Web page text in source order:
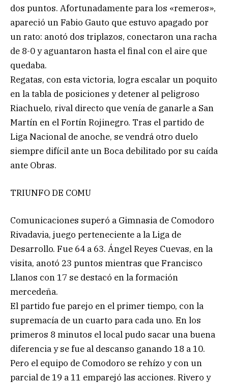
dos puntos. Afortunadamente para los «remeros»,
apareció un Fabio Gauto que estuvo apagado por
un rato: anotó dos triplazos, conectaron una racha
de 8-0 y aguantaron hasta el final con el aire que
quedaba.
Regatas, con esta victoria, logra escalar un poquito
en la tabla de posiciones y detener al peligroso
Riachuelo, rival directo que venía de ganarle a San
Martín en el Fortín Rojinegro. Tras el partido de
Liga Nacional de anoche, se vendrá otro duelo
siempre difícil ante un Boca debilitado por su caída
ante Obras.
TRIUNFO DE COMU
Comunicaciones superó a Gimnasia de Comodoro
Rivadavia, juego perteneciente a la Liga de
Desarrollo. Fue 64 a 63. Ángel Reyes Cuevas, en la
visita, anotó 23 puntos mientras que Francisco
Llanos con 17 se destacó en la formación
mercedeña.
El partido fue parejo en el primer tiempo, con la
supremacía de un cuarto para cada uno. En los
primeros 8 minutos el local pudo sacar una buena
diferencia y se fue al descanso ganando 18 a 10.
Pero el equipo de Comodoro se rehízo y con un
parcial de 19 a 11 emparejó las acciones. Rivero y